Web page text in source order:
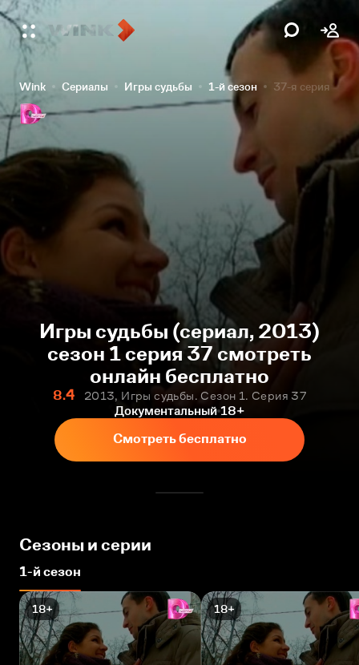
Wink Сериалы Игры судьбы 1-й сезон 37-я серия
Игры судьбы (сериал, 2013)
сезон 1 серия 37 смотреть
онлайн бесплатно
8.4
2013, Игры судьбы. Сезон 1. Серия 37
Документальный 18+
Смотреть бесплатно
Сезоны и серии
1-й сезон
18+ 18+